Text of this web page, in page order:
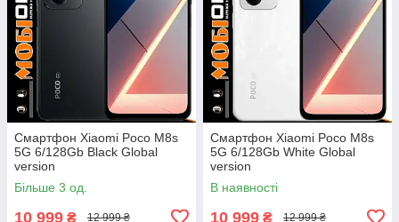
Смартфон Xiaomi Poco M8s
5G 6/128Gb Black Global
version
Більше 3 од.
10 999 ₴ 12 999 ₴
Смартфон Xiaomi Poco M8s
5G 6/128Gb White Global
version
В наявності
10 999 ₴ 12 999 ₴